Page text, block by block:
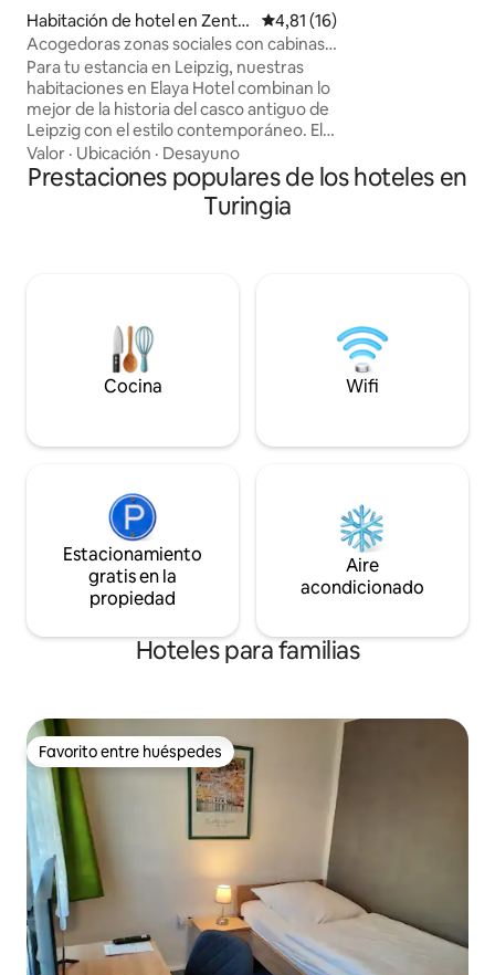
Habitación de hotel en Zentr
um
Calificación promedio: 4,81 de
4,81 (16)
Acogedoras zonas sociales con cabinas y
cojines de terciopelo
Para tu estancia en Leipzig, nuestras
habitaciones en Elaya Hotel combinan lo
mejor de la historia del casco antiguo de
Leipzig con el estilo contemporáneo. El
interior cuenta con el aspecto atractivo
y único de los muebles seleccionados, lo
que lo hace no solo atractivo, sino
también práctico, con un escritorio y
e incluye wifi gratuito, ducha a ras de
suelo y aire acondicionado.
Valor · Ubicación · Desayuno
Prestaciones populares de los hoteles en
Turingia
Cocina Wifi
Estacionamiento
gratis en la
propiedad
Aire
acondicionado
Hoteles para familias
Favorito entre huéspedes
Favorito entre huéspedes